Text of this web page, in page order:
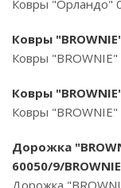
Ковры "Орландо"
Ковры
Ковры
Ковры
Ковры
Дорожка
60050/9/BROWNIE
Дорожка